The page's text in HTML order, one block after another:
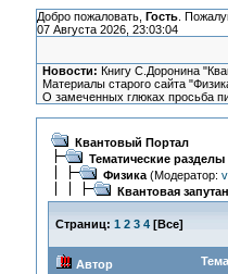
Добро пожаловать, Гость.
07 Августа 2026, 23:03:04
Новости: Книгу С.Доронина
Материалы старого сайта
О замеченных глюках просьба
Квантовый Портал
Тематические разделы
Физика(Модератор:
Квантовая
Страниц: 1 2 3 4[Все]
Автор